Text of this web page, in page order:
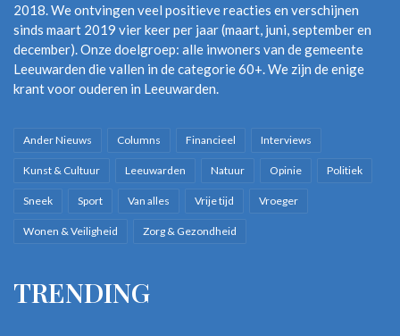
2018. We ontvingen veel positieve reacties en verschijnen
sinds maart 2019 vier keer per jaar (maart, juni, september en
december). Onze doelgroep: alle inwoners van de gemeente
Leeuwarden die vallen in de categorie 60+. We zijn de enige
krant voor ouderen in Leeuwarden.
Ander Nieuws Columns Financieel Interviews
Kunst & Cultuur Leeuwarden Natuur Opinie Politiek
Sneek Sport Van alles Vrije tijd Vroeger
Wonen & Veiligheid Zorg & Gezondheid
TRENDING